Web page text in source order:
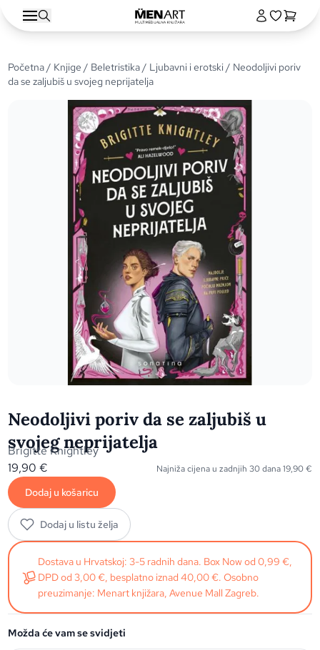
Početna/ Knjige / Beletristika/ Ljubavni i erotski/ Neodoljivi poriv
da se zaljubiš u svojeg neprijatelja
Neodoljivi poriv da se zaljubiš u
svojeg neprijatelja
Brigitte Knightley
19,90€ Najniža cijena u zadnjih 30 dana19,90€
Dodaj u košaricu
Dodaj u listu želja
Dostava u Hrvatskoj: 3-5 radnih dana. Box Now od 0,99 €,
DPD od 3,00 €, besplatno iznad 40,00 €. Osobno
preuzimanje: Menart knjižara, Avenue Mall Zagreb.
Možda će vam se svidjeti